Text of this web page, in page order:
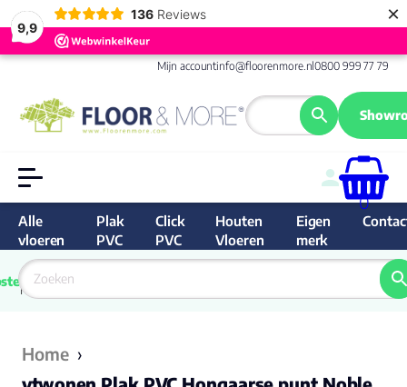
9,9
136 Reviews ×
Mijn accountinfo@floorenmore.nl0800 999 77 79
0
Alle
vloeren
Plak
PVC
Click
PVC
Houten
Vloeren
Eigen
merk
van
Nederland
9.6/10
Home ›